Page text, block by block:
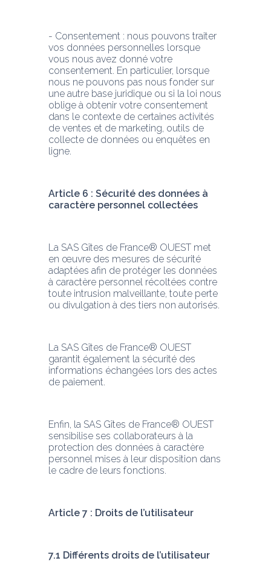
- Consentement : nous pouvons traiter
vos données personnelles lorsque
vous nous avez donné votre
consentement. En particulier, lorsque
nous ne pouvons pas nous fonder sur
une autre base juridique ou si la loi nous
oblige à obtenir votre consentement
dans le contexte de certaines activités
de ventes et de marketing, outils de
collecte de données ou enquêtes en
ligne.
Article 6 : Sécurité des données à
caractère personnel collectées
La SAS Gîtes de France® OUEST met
en œuvre des mesures de sécurité
adaptées afin de protéger les données
à caractère personnel récoltées contre
toute intrusion malveillante, toute perte
ou divulgation à des tiers non autorisés.
La SAS Gîtes de France® OUEST
garantit également la sécurité des
informations échangées lors des actes
de paiement.
Enfin, la SAS Gîtes de France® OUEST
sensibilise ses collaborateurs à la
protection des données à caractère
personnel mises à leur disposition dans
le cadre de leurs fonctions.
Article 7 : Droits de l’utilisateur
7.1 Différents droits de l’utilisateur